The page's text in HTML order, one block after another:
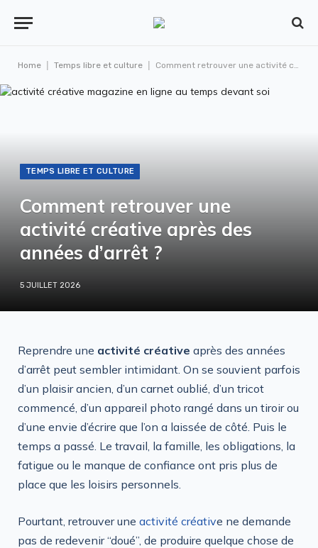
Home Temps libre et culture Comment retrouver une activité créative après des années d’arrêt ?
TEMPS LIBRE ET CULTURE
Comment retrouver une
activité créative après des
années d’arrêt ?
5 JUILLET 2026
Reprendre une activité créative après des années
d’arrêt peut sembler intimidant. On se souvient parfois
d’un plaisir ancien, d’un carnet oublié, d’un tricot
commencé, d’un appareil photo rangé dans un tiroir ou
d’une envie d’écrire que l’on a laissée de côté. Puis le
temps a passé. Le travail, la famille, les obligations, la
fatigue ou le manque de confiance ont pris plus de
place que les loisirs personnels.
Pourtant, retrouver une activité créative ne demande
pas de redevenir “doué”, de produire quelque chose de